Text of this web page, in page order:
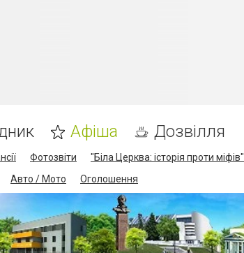
Афіша Дозвілля
Фотозвіти "Біла Церква: історія проти міфів"
Авто / Мото
Оголошення